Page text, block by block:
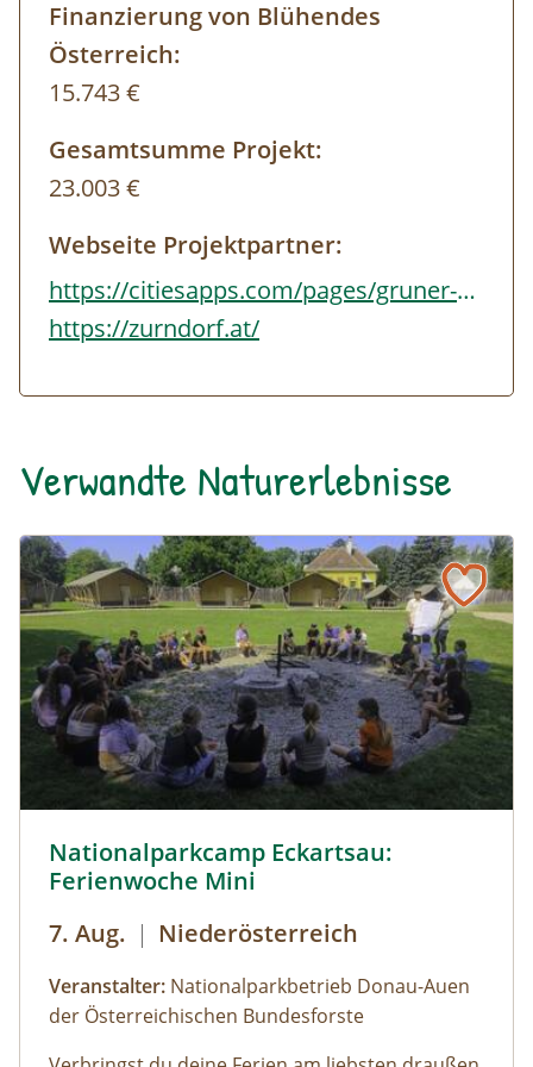
Finanzierung von Blühendes
Österreich:
15.743 €
Gesamtsumme Projekt:
23.003 €
Webseite Projektpartner:
https://citiesapps.com/pages/gruner-daumen/posts
https://zurndorf.at/
Verwandte Naturerlebnisse
Nationalparkcamp Eckartsau:
Ferienwoche Mini
7. Aug. | Niederösterreich
Veranstalter: Nationalparkbetrieb Donau-Auen
der Österreichischen Bundesforste